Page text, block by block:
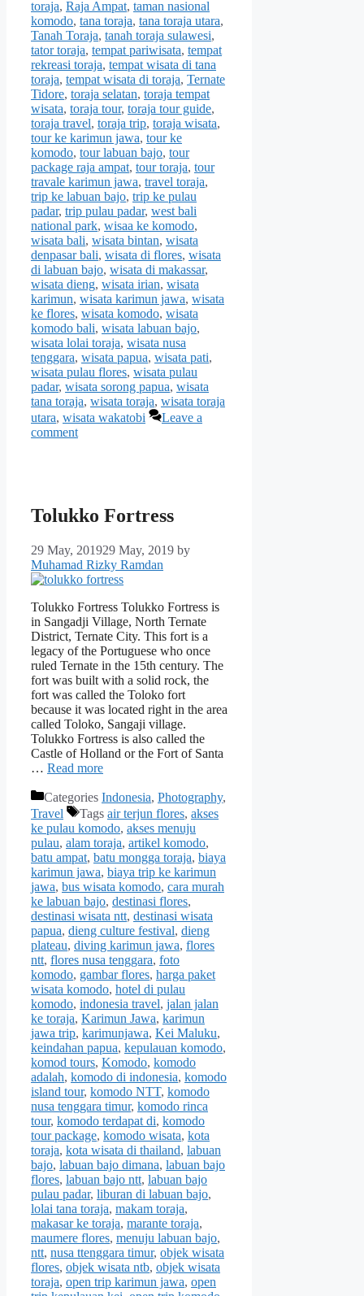
toraja, Raja Ampat, taman nasional
komodo, tana toraja, tana toraja utara,
Tanah Toraja, tanah toraja sulawesi,
tator toraja, tempat pariwisata, tempat
rekreasi toraja, tempat wisata di tana
toraja, tempat wisata di toraja, Ternate
Tidore, toraja selatan, toraja tempat
wisata, toraja tour, toraja tour guide,
toraja travel, toraja trip, toraja wisata,
tour ke karimun jawa, tour ke
komodo, tour labuan bajo, tour
package raja ampat, tour toraja, tour
travale karimun jawa, travel toraja,
trip ke labuan bajo, trip ke pulau
padar, trip pulau padar, west bali
national park, wisaa ke komodo,
wisata bali, wisata bintan, wisata
denpasar bali, wisata di flores, wisata
di labuan bajo, wisata di makassar,
wisata dieng, wisata irian, wisata
karimun, wisata karimun jawa, wisata
ke flores, wisata komodo, wisata
komodo bali, wisata labuan bajo,
wisata lolai toraja, wisata nusa
tenggara, wisata papua, wisata pati,
wisata pulau flores, wisata pulau
padar, wisata sorong papua, wisata
tana toraja, wisata toraja, wisata toraja
utara, wisata wakatobi
Leave a
comment
Tolukko Fortress
29 May, 201929 May, 2019 by
Muhamad Rizky Ramdan
Tolukko Fortress Tolukko Fortress is
in Sangadji Village, North Ternate
District, Ternate City. This fort is a
legacy of the Portuguese who once
ruled Ternate in the 15th century. The
fort was built with a solid rock, the
fort was called the Toloko fort
because it was located right in the area
called Toloko, Sangaji village.
Tolukko Fortress is also called the
Castle of Holland or the Fort of Santa
… Read more
Categories Indonesia, Photography,
Travel
Tags air terjun flores, akses
ke pulau komodo, akses menuju
pulau, alam toraja, artikel komodo,
batu ampat, batu mongga toraja, biaya
karimun jawa, biaya trip ke karimun
jawa, bus wisata komodo, cara murah
ke labuan bajo, destinasi flores,
destinasi wisata ntt, destinasi wisata
papua, dieng culture festival, dieng
plateau, diving karimun jawa, flores
ntt, flores nusa tenggara, foto
komodo, gambar flores, harga paket
wisata komodo, hotel di pulau
komodo, indonesia travel, jalan jalan
ke toraja, Karimun Jawa, karimun
jawa trip, karimunjawa, Kei Maluku,
keindahan papua, kepulauan komodo,
komod tours, Komodo, komodo
adalah, komodo di indonesia, komodo
island tour, komodo NTT, komodo
nusa tenggara timur, komodo rinca
tour, komodo terdapat di, komodo
tour package, komodo wisata, kota
toraja, kota wisata di thailand, labuan
bajo, labuan bajo dimana, labuan bajo
flores, labuan bajo ntt, labuan bajo
pulau padar, liburan di labuan bajo,
lolai tana toraja, makam toraja,
makasar ke toraja, marante toraja,
maumere flores, menuju labuan bajo,
ntt, nusa ttenggara timur, objek wisata
flores, objek wisata ntb, objek wisata
toraja, open trip karimun jawa, open